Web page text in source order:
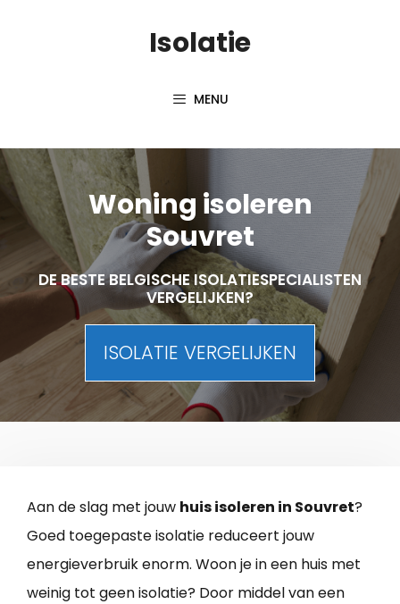
Isolatie
MENU
Woning isoleren
Souvret
DE BESTE BELGISCHE ISOLATIESPECIALISTEN
VERGELIJKEN?
ISOLATIE VERGELIJKEN
Aan de slag met jouw huis isoleren in Souvret?
Goed toegepaste isolatie reduceert jouw
energieverbruik enorm. Woon je in een huis met
weinig tot geen isolatie? Door middel van een